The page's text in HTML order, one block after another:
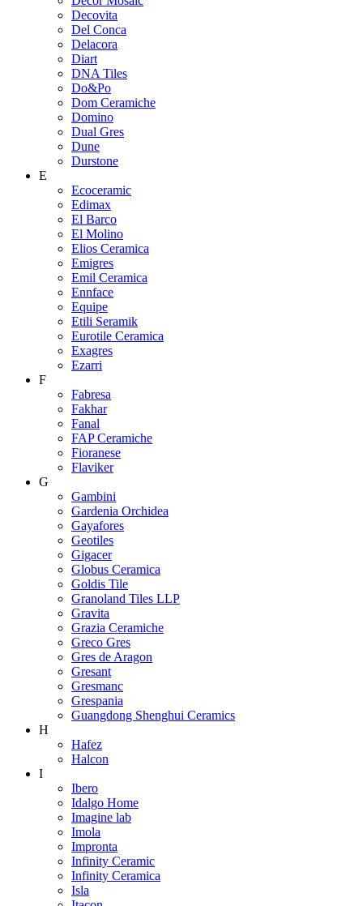
Decovita
Del Conca
Delacora
Diart
DNA Tiles
Do&Po
Dom Ceramiche
Domino
Dual Gres
Dune
Durstone
E
Ecoceramic
Edimax
El Barco
El Molino
Elios Ceramica
Emigres
Emil Ceramica
Ennface
Equipe
Etili Seramik
Eurotile Ceramica
Exagres
Ezarri
F
Fabresa
Fakhar
Fanal
FAP Ceramiche
Fioranese
Flaviker
G
Gambini
Gardenia Orchidea
Gayafores
Geotiles
Gigacer
Globus Ceramica
Goldis Tile
Granoland Tiles LLP
Gravita
Grazia Ceramiche
Greco Gres
Gres de Aragon
Gresant
Gresmanc
Grespania
Guangdong Shenghui Ceramics
H
Hafez
Halcon
I
Ibero
Idalgo Home
Imagine lab
Imola
Impronta
Infinity Ceramic
Infinity Ceramica
Isla